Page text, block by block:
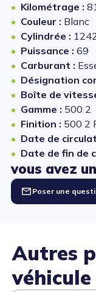
Kilométrage :
Couleur : Blanc
Cylindrée :
Puissance : 69
Carburant :
Désignation
Boîte de
Gamme : 500 2
Finition : 500 2
Date de
Date de fin de
vous avez
Poser une
Autres
véhicule